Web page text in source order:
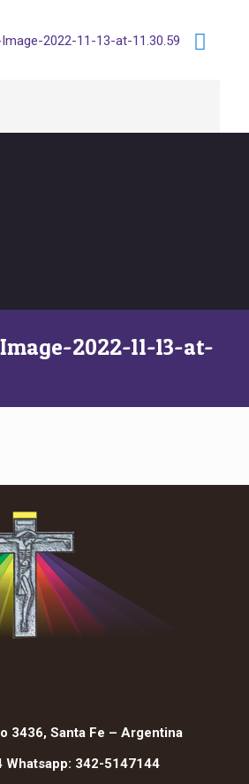
2022-11-13-at-
3436, Santa Fe – Argentina
Whatsapp: 342-5147144